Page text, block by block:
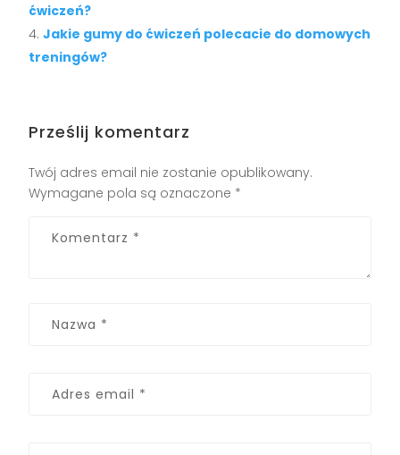
ćwiczeń?
Jakie gumy do ćwiczeń polecacie do domowych
treningów?
Prześlij komentarz
Twój adres email nie zostanie opublikowany.
Wymagane pola są oznaczone *